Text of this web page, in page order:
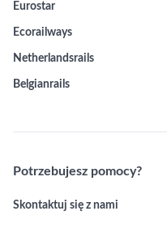
Eurostar
Ecorailways
Netherlandsrails
Belgianrails
Potrzebujesz pomocy?
Skontaktuj się z nami